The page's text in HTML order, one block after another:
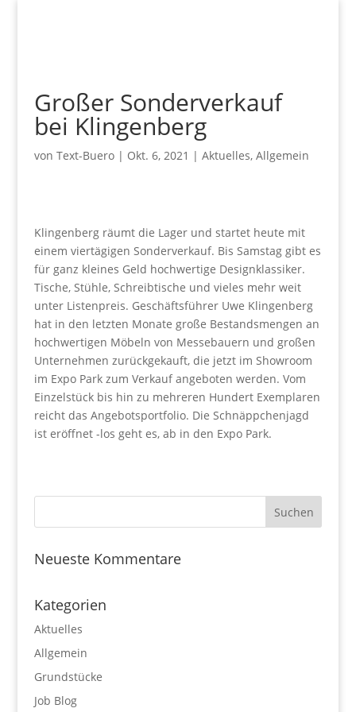
Großer Sonderverkauf
bei Klingenberg
von Text-Buero| Okt. 6, 2021 | Aktuelles, Allgemein
Klingenberg räumt die Lager und startet heute mit
einem viertägigen Sonderverkauf. Bis Samstag gibt es
für ganz kleines Geld hochwertige Designklassiker.
Tische, Stühle, Schreibtische und vieles mehr weit
unter Listenpreis. Geschäftsführer Uwe Klingenberg
hat in den letzten Monate große Bestandsmengen an
hochwertigen Möbeln von Messebauern und großen
Unternehmen zurückgekauft, die jetzt im Showroom
im Expo Park zum Verkauf angeboten werden. Vom
Einzelstück bis hin zu mehreren Hundert Exemplaren
reicht das Angebotsportfolio. Die Schnäppchenjagd
ist eröffnet -los geht es, ab in den Expo Park.
Neueste Kommentare
Kategorien
Aktuelles
Allgemein
Grundstücke
Job Blog